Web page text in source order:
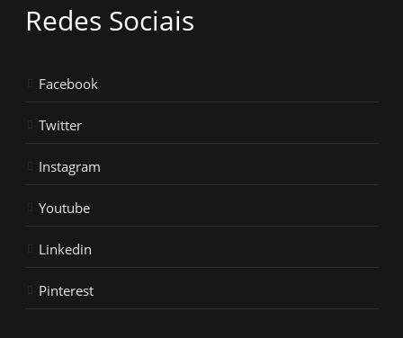
Redes Sociais
Facebook
Twitter
Instagram
Youtube
Linkedin
Pinterest